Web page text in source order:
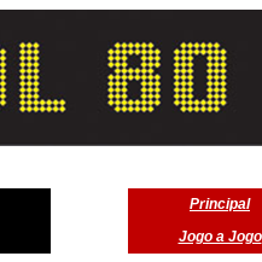
Principal
Jogo a Jogo